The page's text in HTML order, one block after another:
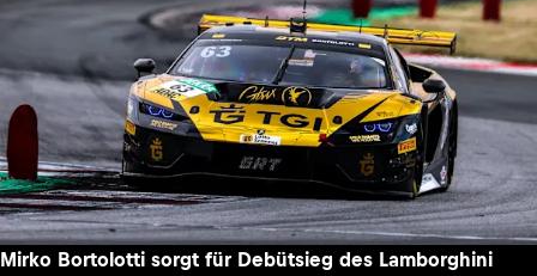
Mirko Bortolotti sorgt für Debütsieg des Lamborghini